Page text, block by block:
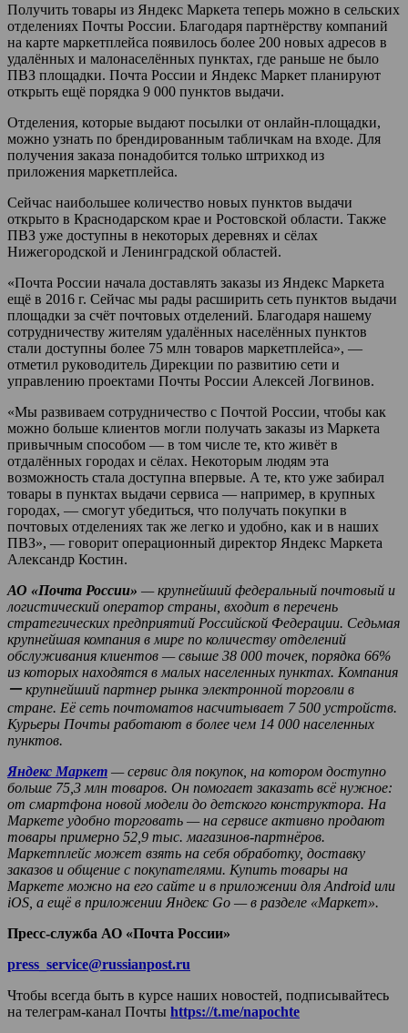
Получить товары из Яндекс Маркета теперь можно в сельских
отделениях Почты России. Благодаря партнёрству компаний
на карте маркетплейса появилось более 200 новых адресов в
удалённых и малонаселённых пунктах, где раньше не было
ПВЗ площадки. Почта России и Яндекс Маркет планируют
открыть ещё порядка 9 000 пунктов выдачи.
Отделения, которые выдают посылки от онлайн-площадки,
можно узнать по брендированным табличкам на входе. Для
получения заказа понадобится только штрихкод из
приложения маркетплейса.
Сейчас наибольшее количество новых пунктов выдачи
открыто в Краснодарском крае и Ростовской области. Также
ПВЗ уже доступны в некоторых деревнях и сёлах
Нижегородской и Ленинградской областей.
«Почта России начала доставлять заказы из Яндекс Маркета
ещё в 2016 г. Сейчас мы рады расширить сеть пунктов выдачи
площадки за счёт почтовых отделений. Благодаря нашему
сотрудничеству жителям удалённых населённых пунктов
стали доступны более 75 млн товаров маркетплейса», —
отметил руководитель Дирекции по развитию сети и
управлению проектами Почты России Алексей Логвинов.
«Мы развиваем сотрудничество с Почтой России, чтобы как
можно больше клиентов могли получать заказы из Маркета
привычным способом — в том числе те, кто живёт в
отдалённых городах и сёлах. Некоторым людям эта
возможность стала доступна впервые. А те, кто уже забирал
товары в пунктах выдачи сервиса — например, в крупных
городах, — смогут убедиться, что получать покупки в
почтовых отделениях так же легко и удобно, как и в наших
ПВЗ», — говорит операционный директор Яндекс Маркета
Александр Костин.
АО «Почта России» — крупнейший федеральный почтовый и
логистический оператор страны, входит в перечень
стратегических предприятий Российской Федерации. Седьмая
крупнейшая компания в мире по количеству отделений
обслуживания клиентов — свыше 38 000 точек, порядка 66%
из которых находятся в малых населенных пунктах. Компания
ーкрупнейший партнер рынка электронной торговли в
стране. Её сеть почтоматов насчитывает 7 500 устройств.
Курьеры Почты работают в более чем 14 000 населенных
пунктов.
Яндекс Маркет — сервис для покупок, на котором доступно
больше 75,3 млн товаров. Он помогает заказать всё нужное:
от смартфона новой модели до детского конструктора. На
Маркете удобно торговать — на сервисе активно продают
товары примерно 52,9 тыс. магазинов-партнёров.
Маркетплейс может взять на себя обработку, доставку
заказов и общение с покупателями. Купить товары на
Маркете можно на его сайте и в приложении для Android или
iOS, а ещё в приложении Яндекс Go — в разделе «Маркет».
Пресс-служба АО «Почта России»
press_service@russianpost.ru
Чтобы всегда быть в курсе наших новостей, подписывайтесь
на телеграм-канал Почты https://t.me/napochte